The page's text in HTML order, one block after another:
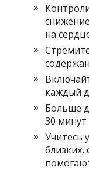
на
каждый
Больше
30
Учитесь
близких,